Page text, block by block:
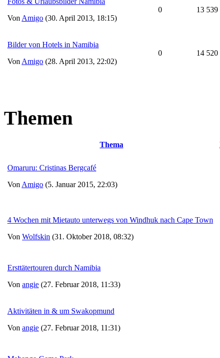
Von Amigo (30. April 2013, 18:15)
0 13 539
Bilder von Hotels in Namibia
Von Amigo (28. April 2013, 22:02)
0 14 520
Themen
Thema
Omaruru: Cristinas Bergcafé
Von Amigo (5. Januar 2015, 22:03)
4 Wochen mit Mietauto unterwegs von Windhuk nach Cape Town
Von Wolfskin (31. Oktober 2018, 08:32)
Ersttätertouren durch Namibia
Von angie (27. Februar 2018, 11:33)
Aktivitäten in & um Swakopmund
Von angie (27. Februar 2018, 11:31)